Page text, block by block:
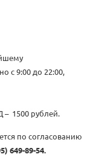
с 9:00 до 22:00,
1500 рублей.
по согласованию
649-89-54.